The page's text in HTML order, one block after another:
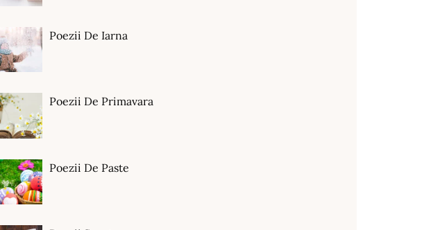
Poezii De Iarna
Poezii De Primavara
Poezii De Paste